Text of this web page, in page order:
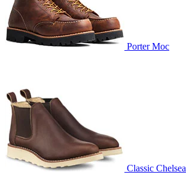
Porter Moc
Classic Chelsea